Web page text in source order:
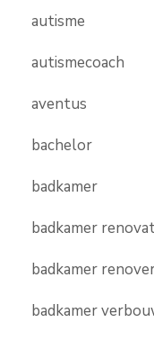
autisme
autismecoach
aventus
bachelor
badkamer
badkamer
badkamer
badkamer